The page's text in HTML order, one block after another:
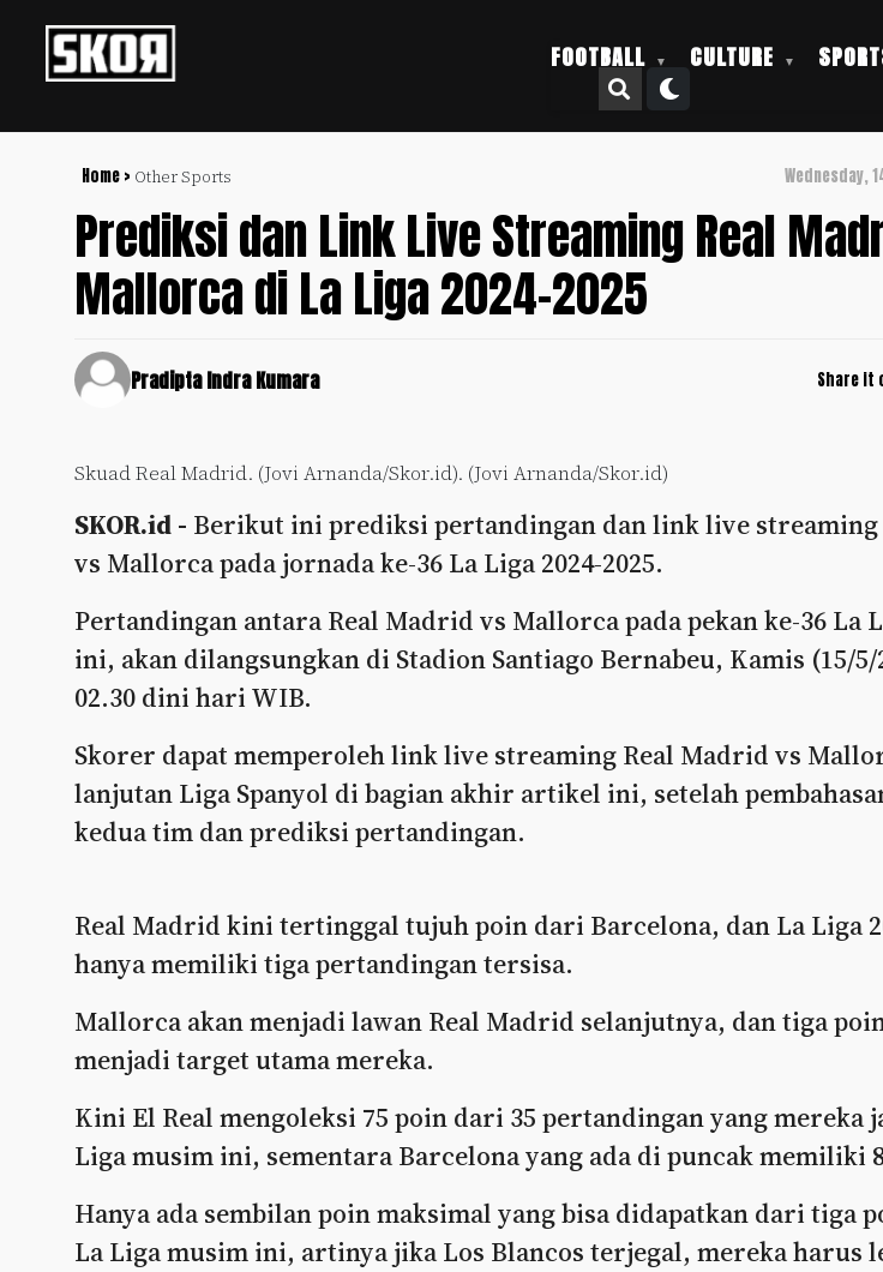
FOOTBALL CULTURE
Home > Other Sports Wednesday,
Prediksi dan Link Live Streaming Real
Mallorca di La Liga 2024-2025
Pradipta Indra Kumara Share it
Skuad Real Madrid. (Jovi Arnanda/Skor.id). (Jovi Arnanda/Skor.id)
SKOR.id - Berikut ini prediksi pertandingan dan link live streaming
vs Mallorca pada jornada ke-36 La Liga 2024-2025.
Pertandingan antara Real Madrid vs Mallorca pada pekan ke-36 La
ini, akan dilangsungkan di Stadion Santiago Bernabeu, Kamis (15/
02.30 dini hari WIB.
Skorer dapat memperoleh link live streaming Real Madrid vs
lanjutan Liga Spanyol di bagian akhir artikel ini, setelah
kedua tim dan prediksi pertandingan.
Real Madrid kini tertinggal tujuh poin dari Barcelona, dan La Liga
hanya memiliki tiga pertandingan tersisa.
Mallorca akan menjadi lawan Real Madrid selanjutnya, dan tiga
menjadi target utama mereka.
Kini El Real mengoleksi 75 poin dari 35 pertandingan yang mereka
Liga musim ini, sementara Barcelona yang ada di puncak memiliki
Hanya ada sembilan poin maksimal yang bisa didapatkan dari tiga
La Liga musim ini, artinya jika Los Blancos terjegal, mereka harus
Football +
Culture +
Sports
Update
+
Timnas
Indonesia
SPECIAL
Video
Policy
Pedoman
Pemberitaan
Media
Disclaimer
Tentang